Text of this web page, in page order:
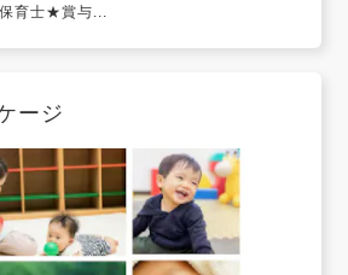
育士★賞与...
ージ